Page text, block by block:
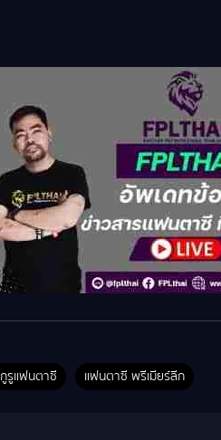
กูรูแฟนตาซี แฟนตาซี พรีเมียร์ลีก